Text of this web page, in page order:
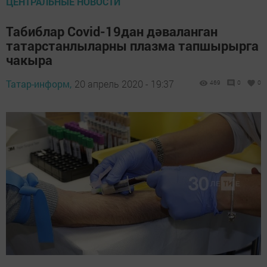
Табиблар Covid-19дан дәваланган
татарстанлыларны плазма тапшырырга
чакыра
Татар-информ, 20 апрель 2020 - 19:37 469 0 0